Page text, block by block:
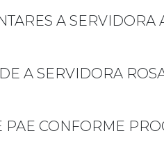
A SERVIDORA
A SERVIDORA
CONFORME